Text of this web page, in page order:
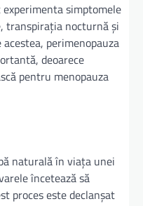
simptomele
transpirația nocturnă și
perimenopauza
deoarece
pentru menopauza
naturală în viața unei
încetează să
proces este declanșat